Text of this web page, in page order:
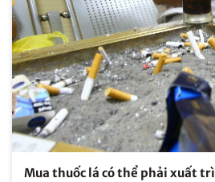
Mua thuốc lá có thể phải xuất